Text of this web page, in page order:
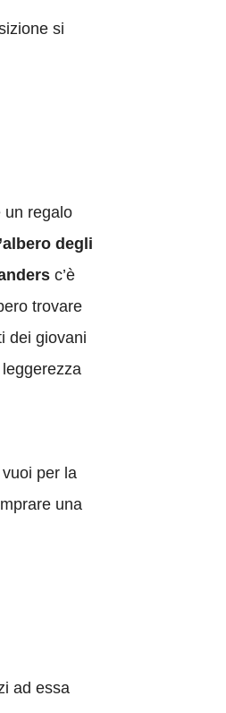
si
un regalo
degli
c’è
trovare
dei giovani
vuoi per la
una
ad essa